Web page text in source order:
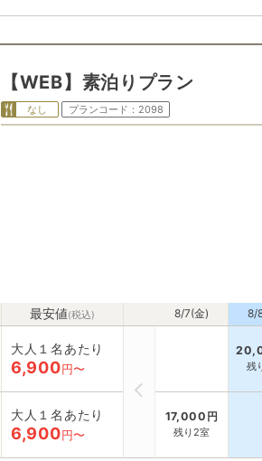
【WEB】素泊りプラン
なし プランコード： 2098
最安値(税込) 8/7(金) 8/
大人１名あたり
6,900円〜 残
大人１名あたり
6,900円〜
17,000 円
残り2室